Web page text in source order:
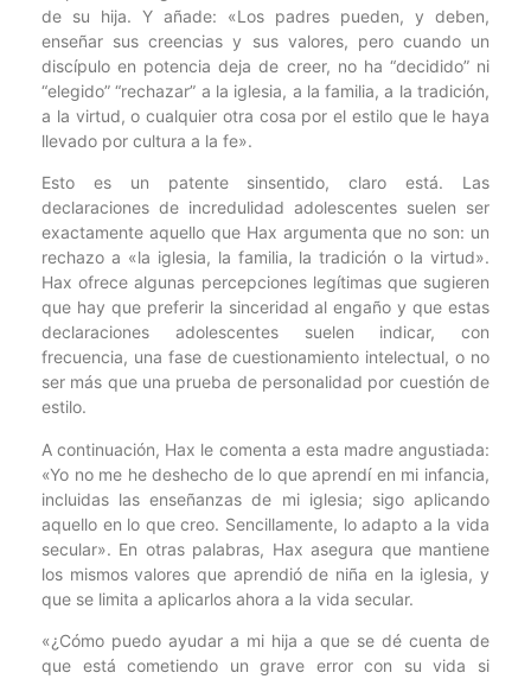
de su hija. Y añade: «Los padres pueden, y deben,
enseñar sus creencias y sus valores, pero cuando un
discípulo en potencia deja de creer, no ha “decidido” ni
“elegido” “rechazar” a la iglesia, a la familia, a la tradición,
a la virtud, o cualquier otra cosa por el estilo que le haya
llevado por cultura a la fe».
Esto es un patente sinsentido, claro está. Las
declaraciones de incredulidad adolescentes suelen ser
exactamente aquello que Hax argumenta que no son: un
rechazo a «la iglesia, la familia, la tradición o la virtud».
Hax ofrece algunas percepciones legítimas que sugieren
que hay que preferir la sinceridad al engaño y que estas
declaraciones adolescentes suelen indicar, con
frecuencia, una fase de cuestionamiento intelectual, o no
ser más que una prueba de personalidad por cuestión de
estilo.
A continuación, Hax le comenta a esta madre angustiada:
«Yo no me he deshecho de lo que aprendí en mi infancia,
incluidas las enseñanzas de mi iglesia; sigo aplicando
aquello en lo que creo. Sencillamente, lo adapto a la vida
secular». En otras palabras, Hax asegura que mantiene
los mismos valores que aprendió de niña en la iglesia, y
que se limita a aplicarlos ahora a la vida secular.
«¿Cómo puedo ayudar a mi hija a que se dé cuenta de
que está cometiendo un grave error con su vida si